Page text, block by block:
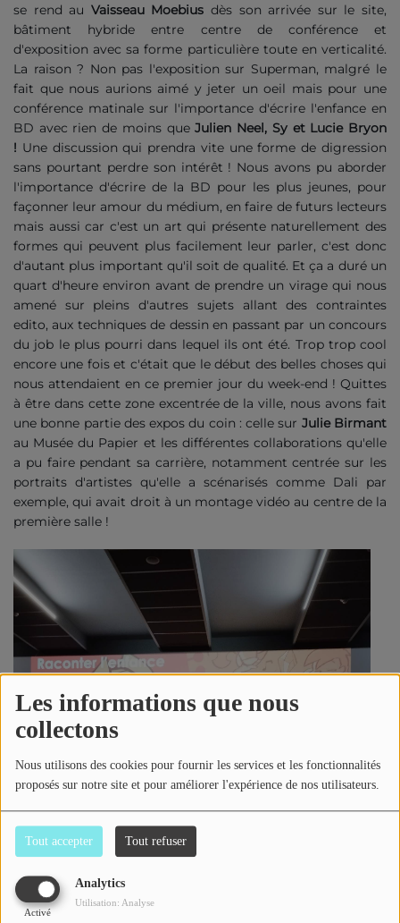
Les informations que nous
collectons
Nous utilisons des cookies pour fournir les services et les fonctionnalités
proposés sur notre site et pour améliorer l'expérience de nos utilisateurs.
Tout accepter Tout refuser
Analytics
Activé
Utilisation: Analyse
se rend au Vaisseau Moebius dès son arrivée sur le site,
bâtiment hybride entre centre de conférence et
d'exposition avec sa forme particulière toute en verticalité.
La raison ? Non pas l'exposition sur Superman, malgré le
fait que nous aurions aimé y jeter un oeil mais pour une
conférence matinale sur l'importance d'écrire l'enfance en
BD avec rien de moins queJulien Neel, Sy et Lucie Bryon
! Une discussion qui prendra vite une forme de digression
sans pourtant perdre son intérêt ! Nous avons pu aborder
l'importance d'écrire de la BD pour les plus jeunes, pour
façonner leur amour du médium, en faire de futurs lecteurs
mais aussi car c'est un art qui présente naturellement des
formes qui peuvent plus facilement leur parler, c'est donc
d'autant plus important qu'il soit de qualité. Et ça a duré un
quart d'heure environ avant de prendre un virage qui nous
amené sur pleins d'autres sujets allant des contraintes
edito, aux techniques de dessin en passant par un concours
du job le plus pourri dans lequel ils ont été. Trop trop cool
encore une fois et c'était que le début des belles choses qui
nous attendaient en ce premier jour du week-end ! Quittes
à être dans cette zone excentrée de la ville, nous avons fait
une bonne partie des expos du coin : celle sur Julie Birmant
au Musée du Papier et les différentes collaborations qu'elle
a pu faire pendant sa carrière, notamment centrée sur les
portraits d'artistes qu'elle a scénarisés comme Dali par
exemple, qui avait droit à un montage vidéo au centre de la
première salle !